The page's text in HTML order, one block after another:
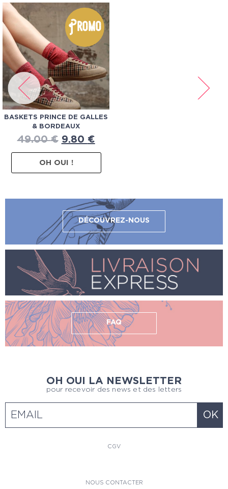
Promo
BASKETS PRINCE DE GALLES
& BORDEAUX
49.00€ 9.80 €
OH OUI !
DÉCOUVREZ-NOUS
FAQ
OH OUI LA NEWSLETTER
pour recevoir des news et des letters
CGV
NOUS CONTACTER